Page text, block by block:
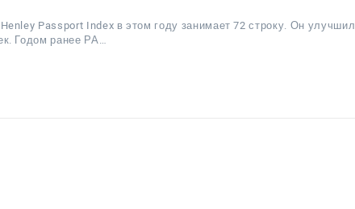
Passport Index в этом году занимает 72 строку. Он улучшил
Годом ранее РА…